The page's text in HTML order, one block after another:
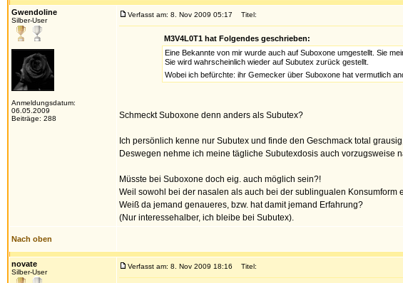
Gwendoline
Silber-User
Anmeldungsdatum:
06.05.2009
Beiträge: 288
Verfasst am: 8. Nov 2009 05:17 Titel:
M3V4L0T1 hat Folgendes geschrieben:
Eine Bekannte von mir wurde auch auf Suboxone umgestellt. Sie
Sie wird wahrscheinlich wieder auf Subutex zurück gestellt.
Wobei ich befürchte: ihr Gemecker über Suboxone hat vermutlich
Schmeckt Suboxone denn anders als Subutex?
Ich persönlich kenne nur Subutex und finde den Geschmack total
Deswegen nehme ich meine tägliche Subutexdosis auch vorzugsweise
Müsste bei Suboxone doch eig. auch möglich sein?!
Weil sowohl bei der nasalen als auch bei der sublingualen
Weiß da jemand genaueres, bzw. hat damit jemand Erfahrung?
(Nur interessehalber, ich bleibe bei Subutex).
Nach oben
novate
Silber-User
Verfasst am: 8. Nov 2009 18:16 Titel: